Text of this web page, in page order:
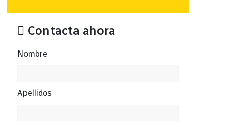
Contacta ahora
Nombre
Apellidos